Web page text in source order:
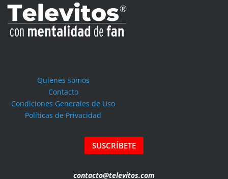
Quienes somos
Contacto
Condiciones Generales de Uso
Políticas de Privacidad
SUSCRÍBETE
contacto@televitos.com